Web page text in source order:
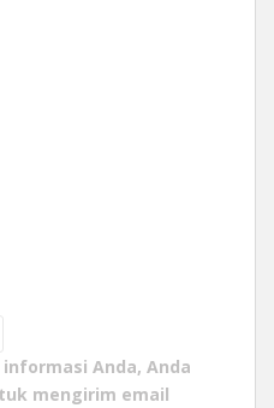
Anda, Anda
mengirim email